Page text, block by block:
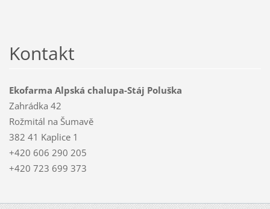
Kontakt
Ekofarma Alpská chalupa-Stáj Poluška
Zahrádka 42
Rožmitál na Šumavě
382 41 Kaplice 1
+420 606 290 205
+420 723 699 373